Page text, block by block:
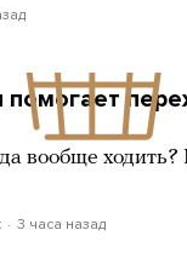
помогает
вообще
3 часа назад